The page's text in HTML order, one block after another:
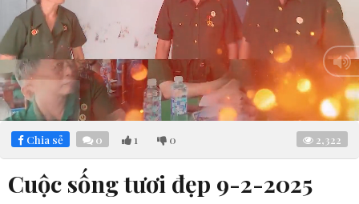
Mute Loaded:
8.45%
Chia sẻ 0 1 0 2,322
Cuộc sống tươi đẹp 9-2-2025